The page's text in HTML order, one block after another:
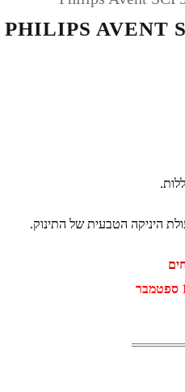
היניקה הטבעית של התינוק.